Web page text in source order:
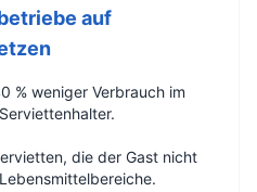
auf
% weniger Verbrauch im
die der Gast nicht